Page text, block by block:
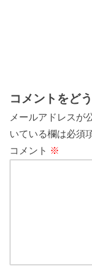
コメントをど
メールアドレスが
いている欄は必須
コメント ※